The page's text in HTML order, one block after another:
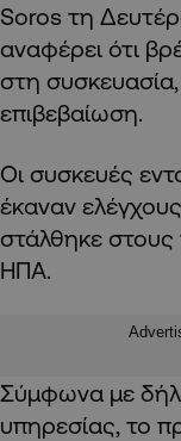
Soros τη
αναφέρει ότι
στη
επιβεβαίωση.
Οι συσκευές
έκαναν
στάλθηκε
ΗΠΑ.
Σύμφωνα με
υπηρεσίας, το